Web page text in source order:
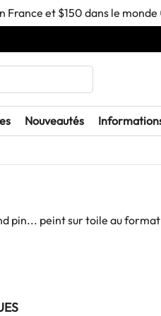
France et $150 dans le monde
Nouveautés
format 35x27